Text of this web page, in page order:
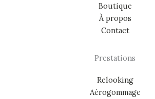
Boutique
À propos
Contact
Prestations
Relooking
Aérogommage